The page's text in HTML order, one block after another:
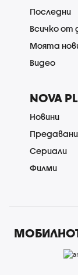
Последни
Всичко от
Моята
Видео
NOVA
Новини
Сериали
Филми